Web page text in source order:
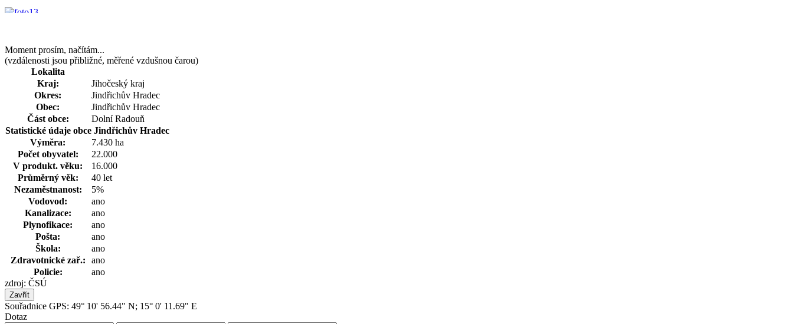
Moment prosím, načítám...
(vzdálenosti jsou přibližné, měřené vzdušnou čarou)
Lokalita
Kraj:
Jihočeský kraj
Okres:
Jindřichův Hradec
Obec:
Jindřichův Hradec
Část obce:
Dolní Radouň
Statistické údaje obce Jindřichův Hradec
Výměra:
7.430 ha
Počet obyvatel:
22.000
V produkt. věku:
16.000
Průměrný věk:
40 let
Nezaměstnanost:
5%
Vodovod:
ano
Kanalizace:
ano
Plynofikace:
ano
Pošta:
ano
Škola:
ano
Zdravotnické zař.:
ano
Policie:
ano
zdroj: ČSÚ
Zavřít
Souřadnice GPS: 49° 10' 56.44" N; 15° 0' 11.69" E
Dotaz